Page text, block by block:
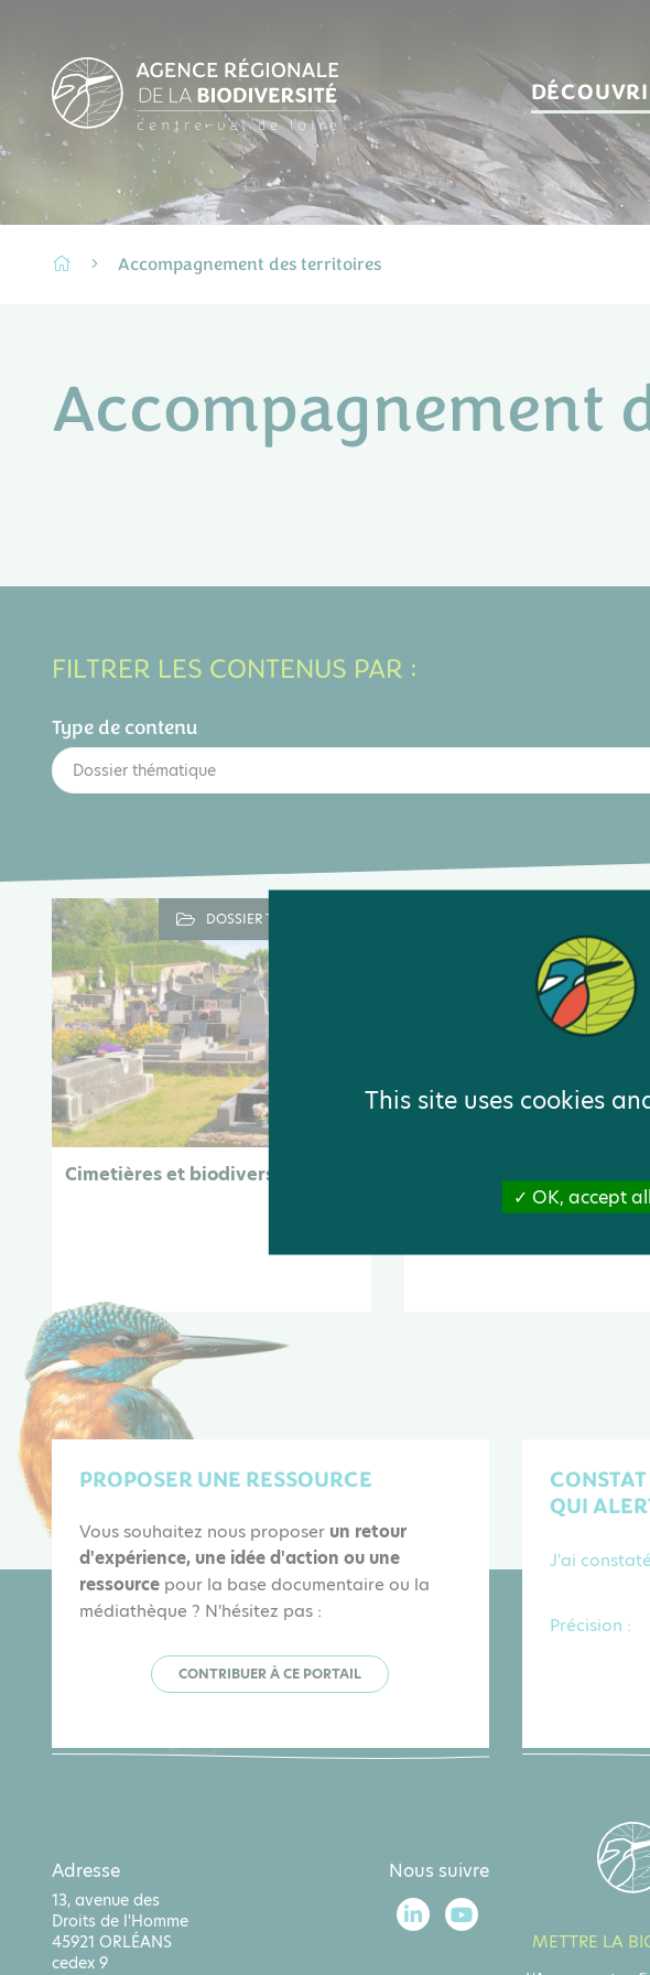
Accompagnement des territoires
Accompagnement
FILTRER LES CONTENUS PAR :
Type de contenu
Dossier thématique
DOSSIER THÉMATIQUE
Cimetières et biodiversité Éclairage et biodiversité
PROPOSER UNE RESSOURCE
Vous souhaitez nous proposer un retour
d'expérience, une idée d'action ou une
ressource pour la base documentaire ou la
médiathèque ? N'hésitez pas :
CONTRIBUER À CE PORTAIL
QUI
J'ai
Précision :
Adresse
13, avenue des
Droits de l'Homme
45921 ORLÉANS
cedex 9
Nous suivre
METTRE LA
This site uses cookies
OK, accept all